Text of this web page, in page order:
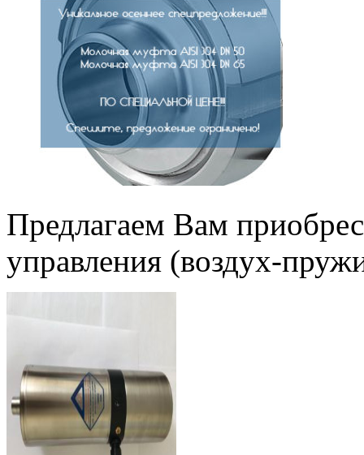
Предлагаем Вам
управления (воздух-